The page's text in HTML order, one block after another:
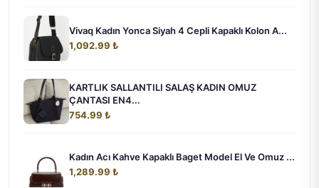
Vivaq Kadın Yonca Siyah 4 Cepli Kapaklı Kolon A...
1,092.99 ₺
KARTLIK SALLANTILI SALAŞ KADIN OMUZ
ÇANTASI EN4...
754.99 ₺
Kadın Acı Kahve Kapaklı Baget Model El Ve Omuz ...
1,289.99 ₺